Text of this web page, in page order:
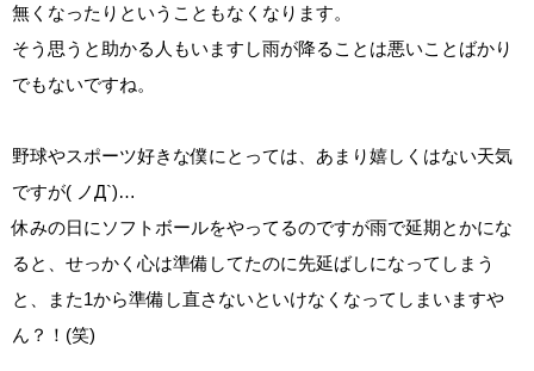
無くなったりということもなくなります。
そう思うと助かる人もいますし雨が降ることは悪いことばかり
でもないですね。
野球やスポーツ好きな僕にとっては、あまり嬉しくはない天気
ですが( ノД`)…
休みの日にソフトボールをやってるのですが雨で延期とかにな
ると、せっかく心は準備してたのに先延ばしになってしまう
と、また1から準備し直さないといけなくなってしまいますや
ん？！(笑)